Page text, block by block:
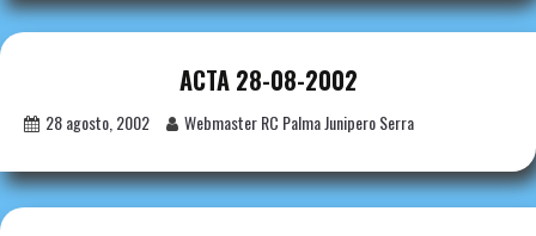
ACTA 28-08-2002
28 agosto, 2002 Webmaster RC Palma Junipero Serra